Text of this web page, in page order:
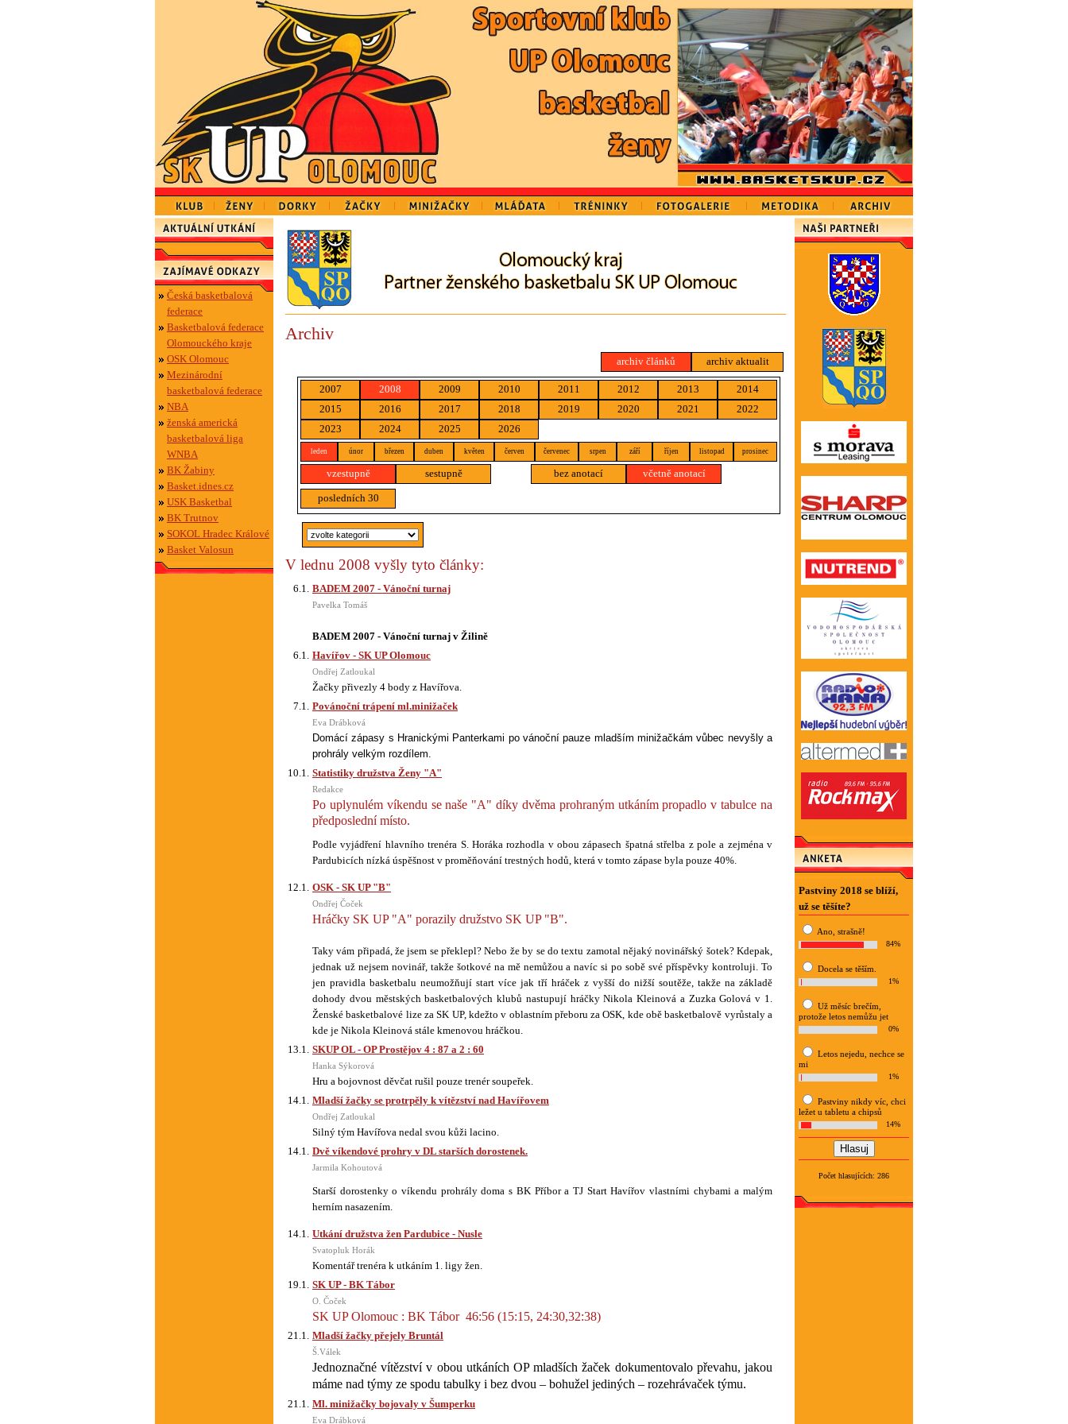
Česká basketbalová
federace
Basketbalová federace
Olomouckého kraje
OSK Olomouc
Mezinárodní
basketbalová federace
NBA
ženská americká
basketbalová liga
WNBA
BK Žabiny
Basket.idnes.cz
USK Basketbal
BK Trutnov
SOKOL Hradec Králové
Basket Valosun
Archiv
archiv článků archiv aktualit
2007 2008 2009 2010 2011 2012 2013
2014
2015
2016 2017 2018 2019 2020 2021
2022
2023
2024 2025 2026
leden únor březen duben květen červen červenec srpen září říjen listopad prosinec
vzestupně sestupně bez anotací včetně anotací
posledních 30
V lednu 2008 vyšly tyto články:
6.1. BADEM 2007 - Vánoční turnaj
Pavelka Tomáš
BADEM 2007 - Vánoční turnaj v Žilině
6.1. Havířov - SK UP Olomouc
Ondřej Zatloukal
Žačky přivezly 4 body z Havířova.
7.1. Povánoční trápení ml.minižaček
Eva Drábková
Domácí zápasy s Hranickými Panterkami po vánoční pauze mladším minižačkám vůbec nevyšly a
prohrály velkým rozdílem.
10.1. Statistiky družstva Ženy "A"
Redakce
Po uplynulém víkendu se naše "A" díky dvěma prohraným utkáním propadlo v tabulce na
předposlední místo.
Podle vyjádření hlavního trenéra S. Horáka rozhodla v obou zápasech špatná střelba z pole a zejména v
Pardubicích nízká úspěšnost v proměňování trestných hodů, která v tomto zápase byla pouze 40%.
12.1. OSK - SK UP "B"
Ondřej Čoček
Hráčky SK UP "A" porazily družstvo SK UP "B".
Taky vám připadá, že jsem se překlepl? Nebo že by se do textu zamotal nějaký novinářský šotek? Kdepak,
jednak už nejsem novinář, takže šotkové na mě nemůžou a navíc si po sobě své příspěvky kontroluji. To
jen pravidla basketbalu neumožňují start více jak tří hráček z vyšší do nižší soutěže, takže na základě
dohody dvou městských basketbalových klubů nastupují hráčky Nikola Kleinová a Zuzka Golová v 1.
Ženské basketbalové lize za SK UP, kdežto v oblastním přeboru za OSK, kde obě basketbalově vyrůstaly a
kde je Nikola Kleinová stále kmenovou hráčkou.
13.1. SKUP OL - OP Prostějov 4 : 87 a 2 : 60
Hanka Sýkorová
Hru a bojovnost děvčat rušil pouze trenér soupeřek.
14.1. Mladší žačky se protrpěly k vítězství nad Havířovem
Ondřej Zatloukal
Silný tým Havířova nedal svou kůži lacino.
14.1. Dvě víkendové prohry v DL starších dorostenek.
Jarmila Kohoutová
Starší dorostenky o víkendu prohrály doma s BK Příbor a TJ Start Havířov vlastními chybami a malým
herním nasazením.
14.1. Utkání družstva žen Pardubice - Nusle
Svatopluk Horák
Komentář trenéra k utkáním 1. ligy žen.
19.1. SK UP - BK Tábor
O. Čoček
SK UP Olomouc : BK Tábor 46:56 (15:15, 24:30,32:38)
21.1. Mladší žačky přejely Bruntál
Š.Válek
Jednoznačné vítězství v obou utkáních OP mladších žaček dokumentovalo převahu, jakou
máme nad týmy ze spodu tabulky i bez dvou – bohužel jediných – rozehrávaček týmu.
21.1. Ml. minižačky bojovaly v Šumperku
Eva Drábková
Pastviny 2018 se blíží,
už se těšíte?
Ano, strašně!
84%
Docela se těším.
1%
Už měsíc brečím,
protože letos nemůžu jet
0%
Letos nejedu, nechce se
mi
1%
Pastviny nikdy víc, chci
ležet u tabletu a chipsů
14%
Počet hlasujících: 286